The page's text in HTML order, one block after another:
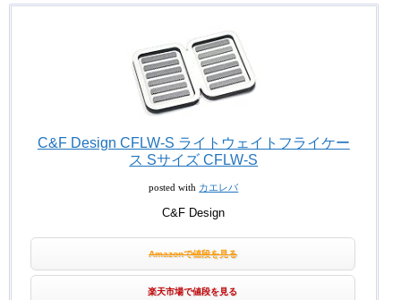
C&F Design CFLW-S ライトウェイトフライケー
ス Sサイズ CFLW-S
posted with カエレバ
C&F Design
Amazonで値段を見る
楽天市場で値段を見る